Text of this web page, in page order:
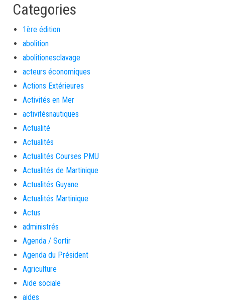
Categories
1ère édition
abolition
abolitionesclavage
acteurs économiques
Actions Extérieures
Activités en Mer
activitésnautiques
Actualité
Actualités
Actualités Courses PMU
Actualités de Martinique
Actualités Guyane
Actualités Martinique
Actus
administrés
Agenda / Sortir
Agenda du Président
Agriculture
Aide sociale
aides